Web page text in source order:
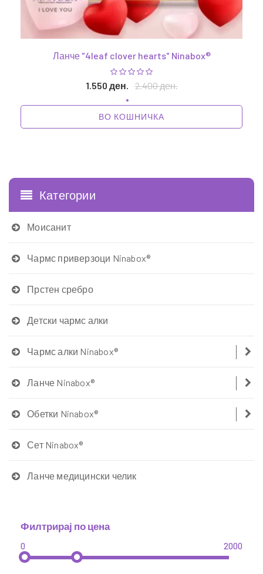
Ланче "4leaf clover hearts" Ninabox®
1.550 ден. 2.400 ден.
ВО КОШНИЧКА
Категории
Моисанит
Чармс приверзоци Ninabox®
Прстен сребро
Детски чармс алки
Чармс алки Ninabox®
Ланче Ninabox®
Обетки Ninabox®
Сет Ninabox®
Ланче медицински челик
Филтрирај по цена
0 2000